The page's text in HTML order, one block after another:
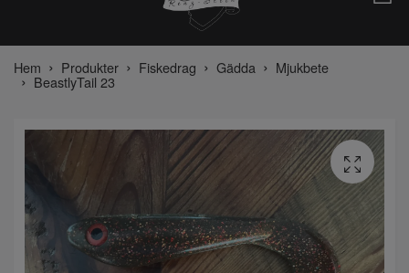
Hem Produkter Fiskedrag Gädda Mjukbete
BeastlyTail 23